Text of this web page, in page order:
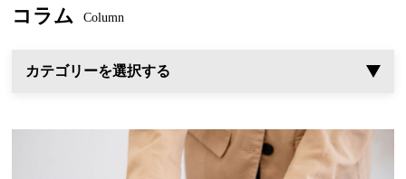
コラム Column
カテゴリーを選択する